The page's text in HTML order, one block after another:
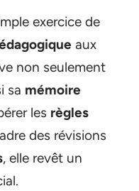
exercice de
aux
non seulement
sa mémoire
les règles
des révisions
, elle revêt un